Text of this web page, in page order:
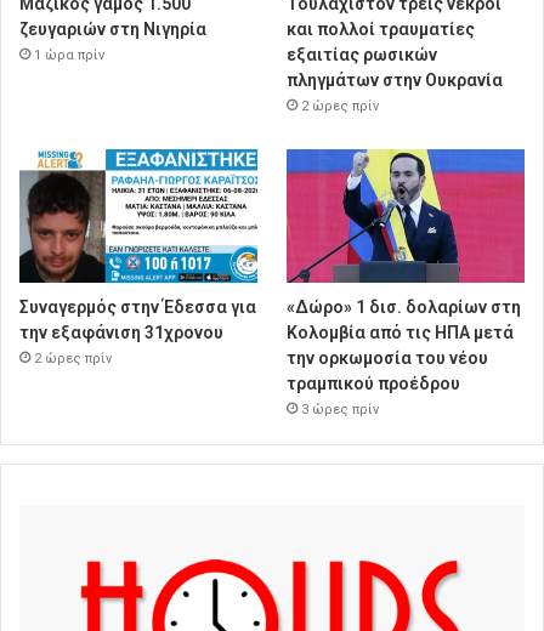
ζευγαριών στη Νιγηρία
1 ώρα πρίν
και πολλοί τραυματίες
εξαιτίας ρωσικών
πληγμάτων στην Ουκρανία
2 ώρες πρίν
Συναγερμός στην Έδεσσα για
την εξαφάνιση 31χρονου
2 ώρες πρίν
«Δώρο» 1 δισ. δολαρίων στη
Κολομβία από τις ΗΠΑ μετά
την ορκωμοσία του νέου
τραμπικού προέδρου
3 ώρες πρίν